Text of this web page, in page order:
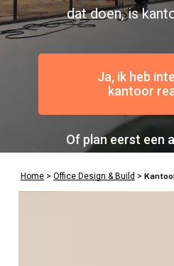
dat doen, is
Ja, ik heb
kantoor
Of plan eerst een
Home> Office Design & Build >